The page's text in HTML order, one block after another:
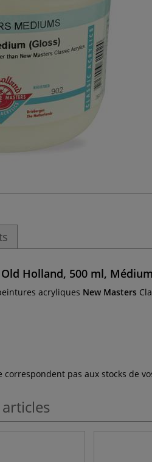
Holland, 500 ml,
acryliques New Masters
pas aux stocks de